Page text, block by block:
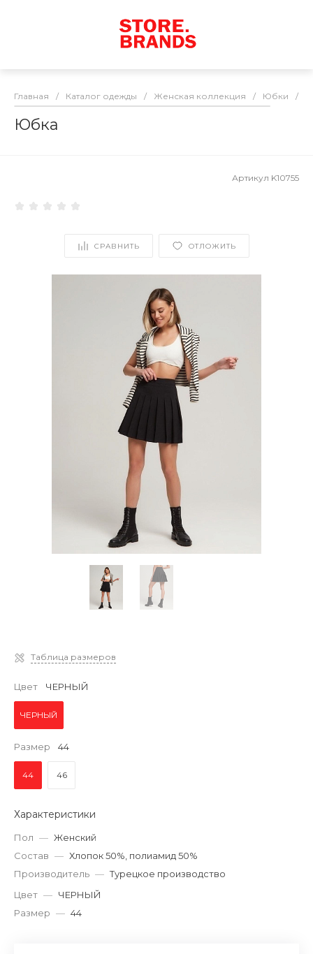
Главная / Каталог одежды / Женская коллекция / Юбки /
Юбка
Артикул K10755
СРАВНИТЬ ОТЛОЖИТЬ
Таблица размеров
Цвет ЧЕРНЫЙ
ЧЕРНЫЙ
Размер 44
44 46
Характеристики
Пол — Женский
Состав — Хлопок 50%, полиамид 50%
Производитель — Турецкое производство
Цвет — ЧЕРНЫЙ
Размер — 44